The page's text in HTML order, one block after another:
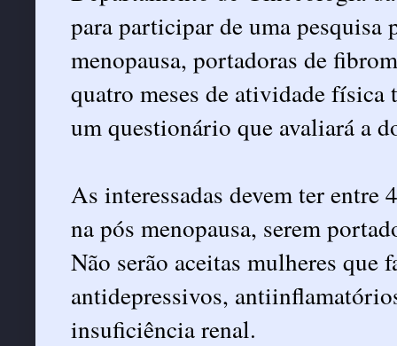
para participar de uma pesquisa
menopausa, portadoras de
quatro meses de atividade física
um questionário que avaliará a
As interessadas devem ter entre
na pós menopausa, serem
Não serão aceitas mulheres que
antidepressivos,
insuficiência renal.